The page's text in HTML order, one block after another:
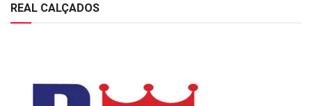
REAL CALÇADOS